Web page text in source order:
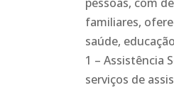
familiares,
saúde,
1 – Assistência
serviços de